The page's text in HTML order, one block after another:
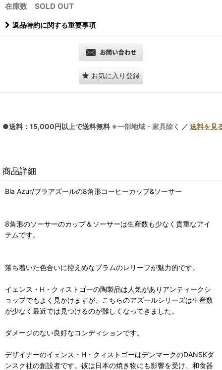
在庫数 SOLD OUT
返品特約に関する重要事項
お気に入り登録
●送料：15,000円以上で送料無料 ※一部地域・家具除く ／ 送料を見
商品詳細
Bla Azur/ブラアズールの8角形コーヒーカップ&ソーサー
8角形のソーサーのカップ＆ソーサーは生産数も少なく貴重なアイ
テムです。
落ち着いた色合いに控えめなプラムのレリーフが魅力的です。
イェンス・H・クィストゴーの陶製品は人気がありアンティークシ
ョップでもよく見かけますが、こちらのアズールシリーズは生産数
が少なく最近では見つけるのが難しくなってきました。
ダメージのない良好なコンディションです。
デザイナーのイェンス・H・クィストゴーはデンマークのDANSKダ
ンスク社の創設者です。彼は日本の焼き物にも影響を受け、和食器